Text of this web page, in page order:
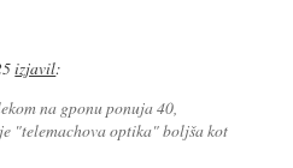
izjavil:
na gponu ponuja 40,
"telemachova optika" boljša kot